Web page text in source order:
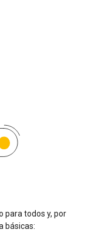
para todos y, por
básicas: